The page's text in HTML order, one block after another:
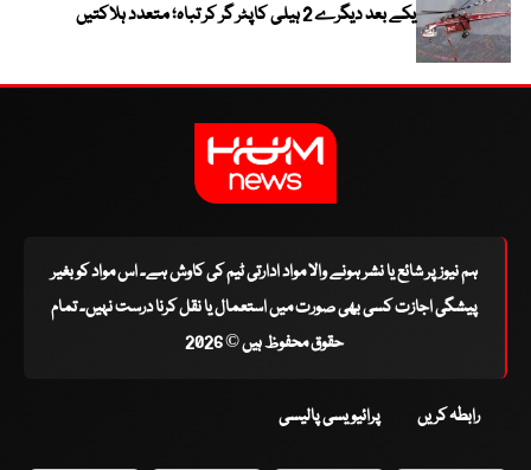
یکے بعد دیگرے 2 ہیلی کاپٹر گر کر تباہ؛ متعدد ہلاکتیں
ہم نیوز پر شائع یا نشر ہونے والا مواد ادارتی ٹیم کی کاوش ہے۔ اس مواد کو بغیر
پیشگی اجازت کسی بھی صورت میں استعمال یا نقل کرنا درست نہیں۔ تمام
حقوق محفوظ ہیں © 2026
رابطہ کریں پرائیویسی پالیسی